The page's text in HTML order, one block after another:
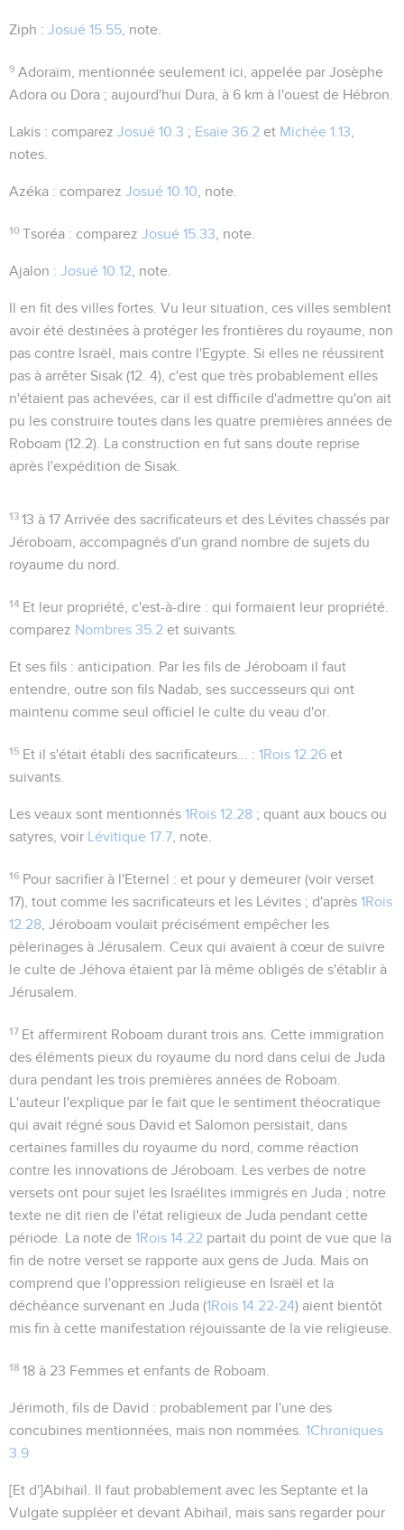
Ziph : Josué 15.55 , note.
9 Adoraïm , mentionnée seulement ici, appelée par Josèphe
Adora ou Dora ; aujourd'hui Dura, à 6 km à l'ouest de Hébron.
Lakis : comparez Josué 10.3 ; Esaïe 36.2 et Michée 1.13
notes.
Azéka : comparez Josué 10.10 , note.
10 Tsoréa : comparezJosué 15.33 , note.
Ajalon : Josué 10.12 , note.
Il en fit des villes fortes . Vu leur situation, ces villes semblent
avoir été destinées à protéger les frontières du royaume, non
pas contre Israël, mais contre l'Egypte. Si elles ne réussirent
pas à arrêter Sisak (12. 4), c'est que très probablement elles
n'étaient pas achevées, car il est difficile d'admettre qu'on ait
pu les construire toutes dans les quatre premières années de
Roboam (12.2). La construction en fut sans doute reprise
après l'expédition de Sisak.
13 13 à 17 Arrivée des sacrificateurs et des Lévites chassés par
Jéroboam, accompagnés d'un grand nombre de sujets du
royaume du nord.
14 Et leur propriété , c'est-à-dire : qui formaient leur propriété.
comparez Nombres 35.2 et suivants.
Et ses fils : anticipation. Par les fils de Jéroboam il faut
entendre, outre son fils Nadab, ses successeurs qui ont
maintenu comme seul officiel le culte du veau d'or.
15 Et il s'était établi des sacrificateurs... :1Rois 12.26 et
suivants.
Les veaux sont mentionnés 1Rois 12.28 ; quant aux boucs ou
satyres , voir Lévitique 17.7 , note.
16 Pour sacrifier à l'Eternel : et pour y demeurer (voir verset
17), tout comme les sacrificateurs et les Lévites ; d'après 1Rois
12.28 , Jéroboam voulait précisément empêcher les
pèlerinages à Jérusalem. Ceux qui avaient à cœur de suivre
le culte de Jéhova étaient par là même obligés de s'établir à
Jérusalem.
17 Et affermirent Roboam durant trois ans . Cette immigration
des éléments pieux du royaume du nord dans celui de Juda
dura pendant les trois premières années de Roboam.
L'auteur l'explique par le fait que le sentiment théocratique
qui avait régné sous David et Salomon persistait, dans
certaines familles du royaume du nord, comme réaction
contre les innovations de Jéroboam. Les verbes de notre
versets ont pour sujet les Israélites immigrés en Juda ; notre
texte ne dit rien de l'état religieux de Juda pendant cette
période. La note de 1Rois 14.22 partait du point de vue que la
fin de notre verset se rapporte aux gens de Juda. Mais on
comprend que l'oppression religieuse en Israël et la
déchéance survenant en Juda (1Rois 14.22-24) aient bientôt
mis fin à cette manifestation réjouissante de la vie religieuse.
18 18 à 23 Femmes et enfants de Roboam.
Jérimoth, fils de David : probablement par l'une des
concubines mentionnées, mais non nommées. 1Chroniques
3.9
[Et d']Abihaïl . Il faut probablement avec les Septante et la
Vulgate suppléer et devant Abihaïl, mais sans regarder pour